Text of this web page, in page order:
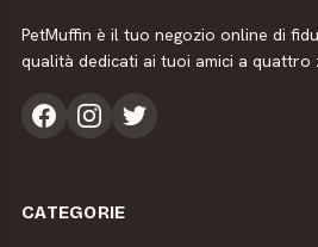
PetMuffin è il tuo negozio online di
qualità dedicati ai tuoi amici a quattro
CATEGORIE